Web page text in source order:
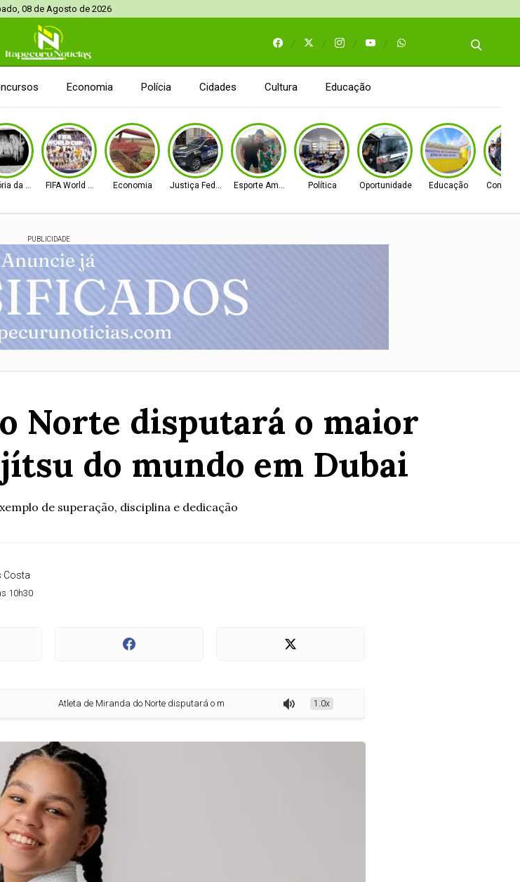
08 de Agosto de 2026
Economia Polícia Cidades Cultura Educação
da CidadeFIFA World Cup 2026Economia Justiça Federal Esporte Amador Política Oportunidade Educação
PUBLICIDADE
Norte disputará o maior
do mundo em Dubai
de superação, disciplina e dedicação
Costa
10h30
Atleta de Miranda do Norte disputará o maior campeonato de jiu-jítsu do mundo em Dubai
1.0x